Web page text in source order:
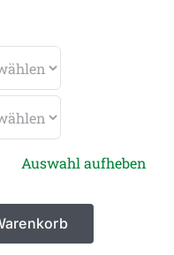
Auswahl aufheben